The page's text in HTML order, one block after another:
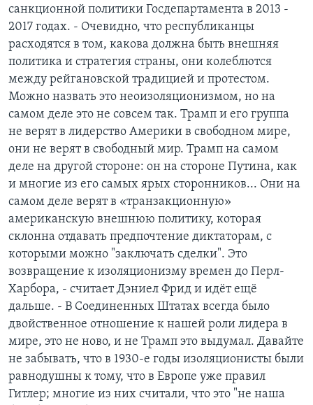
санкционной политики Госдепартамента в 2013 -
2017 годах. - Очевидно, что республиканцы
расходятся в том, какова должна быть внешняя
политика и стратегия страны, они колеблются
между рейгановской традицией и протестом.
Можно назвать это неоизоляционизмом, но на
самом деле это не совсем так. Трамп и его группа
не верят в лидерство Америки в свободном мире,
они не верят в свободный мир. Трамп на самом
деле на другой стороне: он на стороне Путина, как
и многие из его самых ярых сторонников... Они на
самом деле верят в «транзакционную»
американскую внешнюю политику, которая
склонна отдавать предпочтение диктаторам, с
которыми можно "заключать сделки". Это
возвращение к изоляционизму времен до Перл-
Харбора, - считает Дэниел Фрид и идёт ещё
дальше. - В Соединенных Штатах всегда было
двойственное отношение к нашей роли лидера в
мире, это не ново, и не Трамп это выдумал. Давайте
не забывать, что в 1930-е годы изоляционисты были
равнодушны к тому, что в Европе уже правил
Гитлер; многие из них считали, что это "не наша